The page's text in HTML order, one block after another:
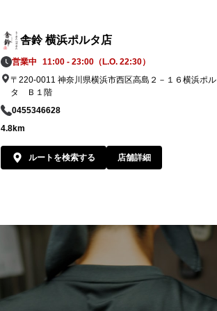
舎鈴 横浜ポルタ店
営業中
11:00 - 23:00（L.O. 22:30）
〒220-0011 神奈川県横浜市西区高島２－１６横浜ポル
タ Ｂ１階
0455346628
4.8km
ルートを検索する 店舗詳細